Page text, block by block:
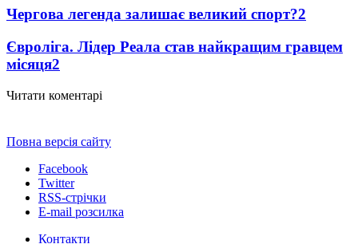
Чергова легенда залишає великий спорт?2
Євроліга. Лідер Реала став найкращим гравцем
місяця2
Читати коментарі
Повна версія сайту
Facebook
Twitter
RSS-стрічки
E-mail розсилка
Контакти